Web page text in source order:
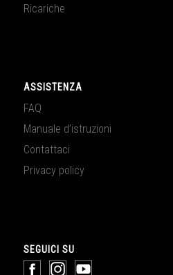
Ricariche
ASSISTENZA
FAQ
Manuale d’istruzioni
Contattaci
Privacy policy
SEGUICI SU